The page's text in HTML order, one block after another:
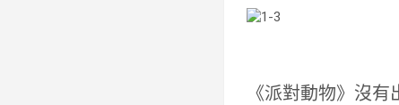
《派對動物》沒